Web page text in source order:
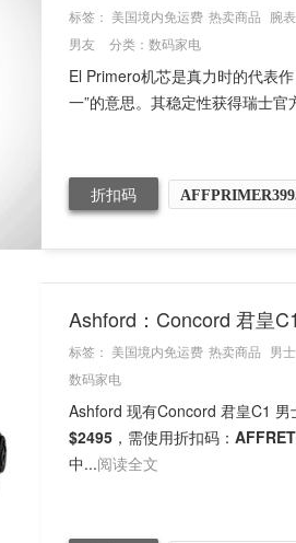
标签： 美国境内免运费 热卖商品 腕表
男友
分类： 数码家电
El Primero机芯是真力时的代表
一”的意思。其稳定性获得瑞士
折扣码
Ashford：Concord 君皇
标签： 美国境内免运费 热卖商品 男士
数码家电
Ashford 现有Concord 君皇C1
$2495 ，需使用折扣码：
中...阅读全文